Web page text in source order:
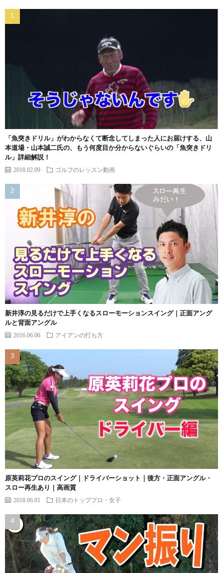
「魚突きドリル」がわからなくて断念してしまった人にお届けする、山
本道場・山本誠二氏の、もう何度目か分からないぐらいの「魚突きドリ
ル」詳細解説！
2018.02.09 ゴルフのレッスン動画
新井淳の見るだけで上手くなるスローモーションスイング｜正面アング
ルと背面アングル
2016.06.06 アイアンの打ち方
原英莉花プロのスイング｜ドライバーショット｜後方・正面アングル・
スロー再生あり｜高画質
2018.06.01 日本のトッププロ・女子